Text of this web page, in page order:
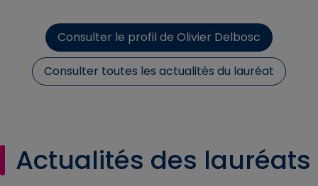
Consulter le profil de Olivier Delbosc
Consulter toutes les actualités du lauréat
Actualités des lauréats